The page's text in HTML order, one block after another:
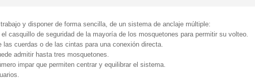
y disponer de forma sencilla, de un sistema de anclaje múltiple:
casquillo de seguridad de la mayoría de los mosquetones para permitir su volteo.
cuerdas o de las cintas para una conexión directa.
admitir hasta tres mosquetones.
impar que permiten centrar y equilibrar el sistema.